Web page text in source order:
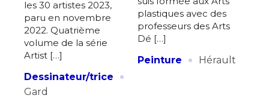
les 30 artistes 2023,
paru en novembre
2022. Quatrième
volume de la série
Artist […]
Dessinateur/trice
·
Gard
plastiques avec des
professeurs des Arts
Dé […]
Peinture
· Hérault